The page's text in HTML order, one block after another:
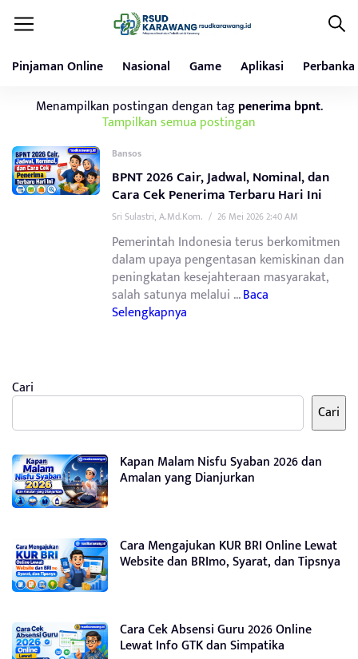
Pinjaman Online Nasional Game Aplikasi
Menampilkan postingan dengan tagpenerima bpnt.
Tampilkan semua postingan
Bansos
BPNT 2026 Cair, Jadwal, Nominal, dan
Cara Cek Penerima Terbaru Hari Ini
Sri Sulastri, A.Md.Kom. / 26 Mei 2026 2:40 AM
Pemerintah Indonesia terus berkomitmen
dalam upaya pengentasan kemiskinan dan
peningkatan kesejahteraan masyarakat,
salah satunya melalui ...Baca
Selengkapnya
Cari
Cari
Kapan Malam Nisfu Syaban 2026 dan
Amalan yang Dianjurkan
Cara Mengajukan KUR BRI Online Lewat
Website dan BRImo, Syarat, dan Tipsnya
Cara Cek Absensi Guru 2026 Online
Lewat Info GTK dan Simpatika